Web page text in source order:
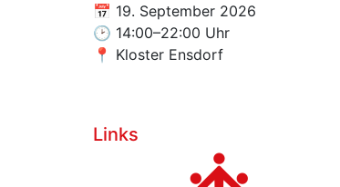
📅 19. September 2026
🕑 14:00–22:00 Uhr
📍 Kloster Ensdorf
Links